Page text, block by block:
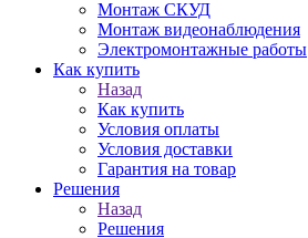
Монтаж СКУД
Монтаж видеонаблюдения
Электромонтажные работы
Как купить
Назад
Как купить
Условия оплаты
Условия доставки
Гарантия на товар
Решения
Назад
Решения